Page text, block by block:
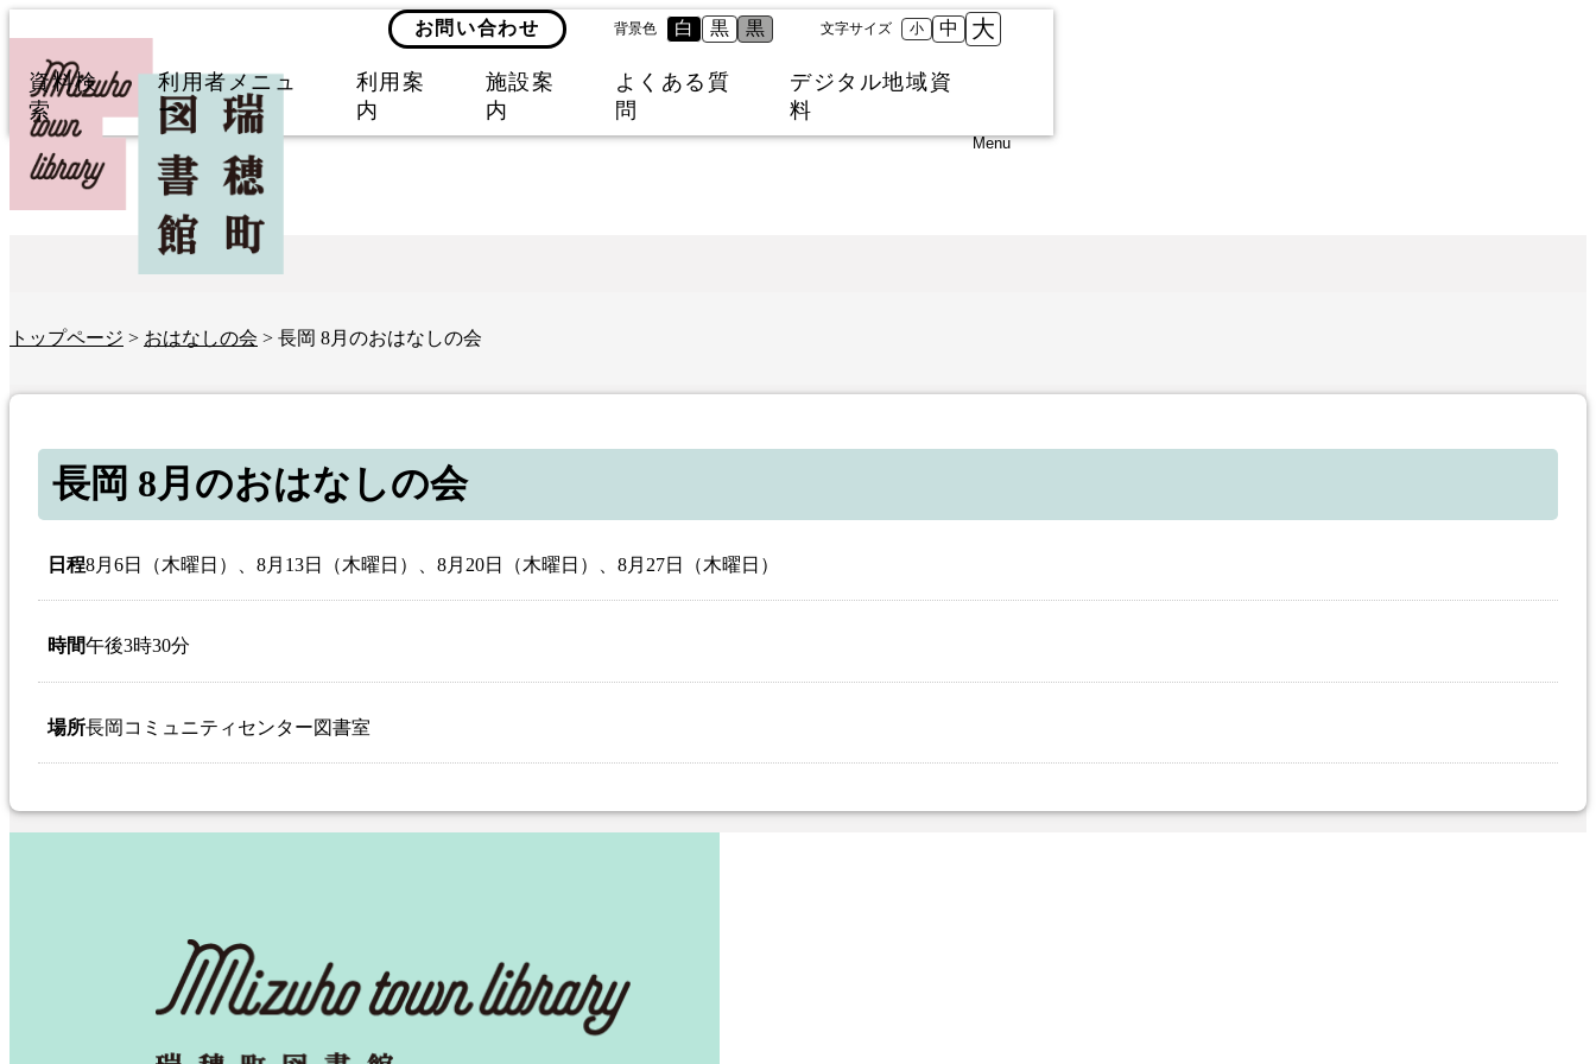
お問い合わせ 背景色 白 黒 黒 文字サイズ 小 中 大
資料検
索
利用者メニュ
ー
利用案
内
施設案
内
よくある質
問
デジタル地域資
料
Menu
トップページ > おはなしの会 > 長岡 8月のおはなしの会
長岡 8月のおはなしの会
日程8月6日（木曜日）、8月13日（木曜日）、8月20日（木曜日）、8月27日（木曜日）
時間午後3時30分
場所長岡コミュニティセンター図書室